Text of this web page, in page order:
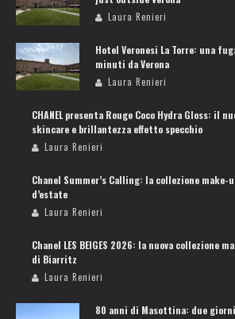
Laura Renieri
Hotel Veronesi La Torre: una
minuti da Verona
Laura Renieri
CHANEL presenta Rouge Coco Hydra Gloss: il
skincare e brillantezza effetto specchio
Laura Renieri
Chanel Summer’s Calling: la collezione
d’estate
Laura Renieri
Chanel LES BEIGES 2026: la nuova collezione
di Biarritz
Laura Renieri
80 anni di Masottina: due